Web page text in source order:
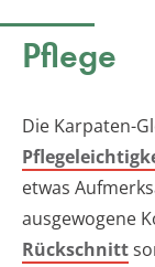
Pflege
Die Karpaten-
etwas
ausgewogene
Rückschnitt